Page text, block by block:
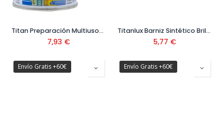
Titan Preparación Multiusos Negro 06A 0,5 L
7,93 €
Titanlux Barniz Sintético Brillante 037 375 ml
5,77 €
Envío Gratis +60€ Envío Gratis +60€